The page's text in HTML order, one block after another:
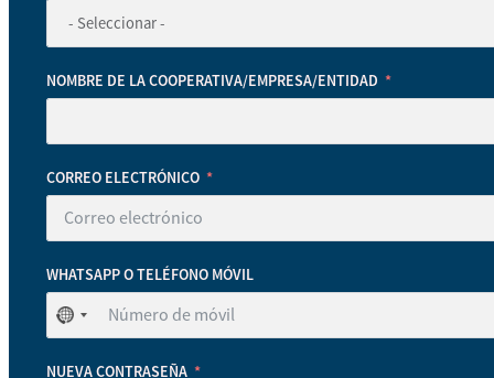
NOMBRE DE LA COOPERATIVA/EMPRESA/ENTIDAD
CORREO ELECTRÓNICO
WHATSAPP O TELÉFONO MÓVIL
No
se
ha
NUEVA CONTRASEÑA